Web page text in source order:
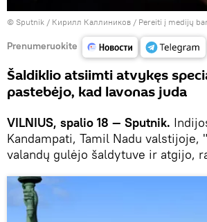
© Sputnik / Кирилл Каллиников / Pereiti į medijų
Prenumeruokite
Šaldiklio atsiimti atvykęs
pastebėjo, kad lavonas juda
VILNIUS, spalio 18 — Sputnik.
Kandampati, Tamil Nadu valstijoje,
valandų gulėjo šaldytuve ir atgijo,